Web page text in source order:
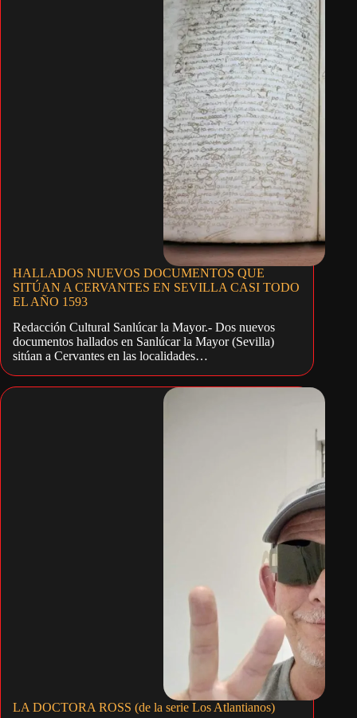
HALLADOS NUEVOS DOCUMENTOS QUE
SITÚAN A CERVANTES EN SEVILLA CASI TODO
EL AÑO 1593
Redacción Cultural Sanlúcar la Mayor.- Dos nuevos
documentos hallados en Sanlúcar la Mayor (Sevilla)
sitúan a Cervantes en las localidades…
LA DOCTORA ROSS (de la serie Los Atlantianos)